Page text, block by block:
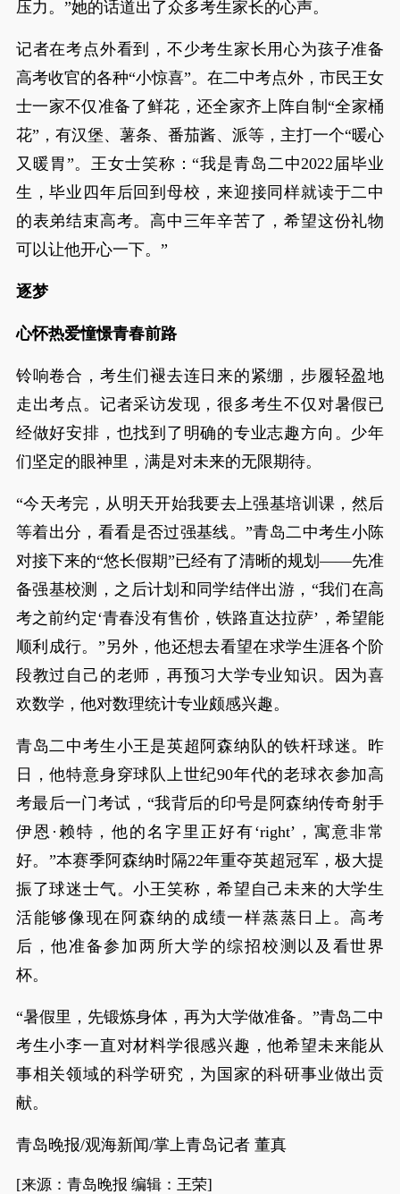
压力。”她的话道出了众多考生家长的心声。
记者在考点外看到，不少考生家长用心为孩子准备
高考收官的各种“小惊喜”。在二中考点外，市民王女
士一家不仅准备了鲜花，还全家齐上阵自制“全家桶
花”，有汉堡、薯条、番茄酱、派等，主打一个“暖心
又暖胃”。王女士笑称：“我是青岛二中2022届毕业
生，毕业四年后回到母校，来迎接同样就读于二中
的表弟结束高考。高中三年辛苦了，希望这份礼物
可以让他开心一下。”
逐梦
心怀热爱憧憬青春前路
铃响卷合，考生们褪去连日来的紧绷，步履轻盈地
走出考点。记者采访发现，很多考生不仅对暑假已
经做好安排，也找到了明确的专业志趣方向。少年
们坚定的眼神里，满是对未来的无限期待。
“今天考完，从明天开始我要去上强基培训课，然后
等着出分，看看是否过强基线。”青岛二中考生小陈
对接下来的“悠长假期”已经有了清晰的规划——先准
备强基校测，之后计划和同学结伴出游，“我们在高
考之前约定‘青春没有售价，铁路直达拉萨’，希望能
顺利成行。”另外，他还想去看望在求学生涯各个阶
段教过自己的老师，再预习大学专业知识。因为喜
欢数学，他对数理统计专业颇感兴趣。
青岛二中考生小王是英超阿森纳队的铁杆球迷。昨
日，他特意身穿球队上世纪90年代的老球衣参加高
考最后一门考试，“我背后的印号是阿森纳传奇射手
伊恩·赖特，他的名字里正好有‘right’，寓意非常
好。”本赛季阿森纳时隔22年重夺英超冠军，极大提
振了球迷士气。小王笑称，希望自己未来的大学生
活能够像现在阿森纳的成绩一样蒸蒸日上。高考
后，他准备参加两所大学的综招校测以及看世界
杯。
“暑假里，先锻炼身体，再为大学做准备。”青岛二中
考生小李一直对材料学很感兴趣，他希望未来能从
事相关领域的科学研究，为国家的科研事业做出贡
献。
青岛晚报/观海新闻/掌上青岛记者 董真
[来源：青岛晚报 编辑：王荣]